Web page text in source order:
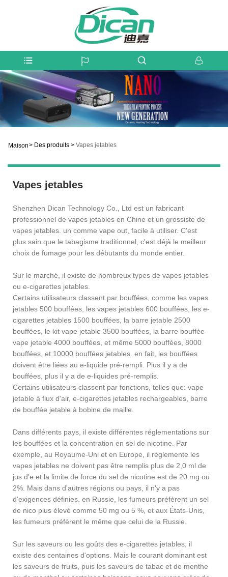
Maison> Des produits > Vapes jetables
Vapes jetables
Shenzhen Dican Technology Co., Ltd est un fabricant
professionnel de vapes jetables en Chine et un grossiste de
vapes jetables. un comme vape out, facile à utiliser. C'est
plus sain que le tabagisme traditionnel, c'est déjà le meilleur
choix de fumage pour les débutants du monde entier.
Sur le marché, il existe de nombreux types de vapes jetables
ou e-cigarettes jetables.
Certains utilisateurs classent par bouffées, comme les vapes
jetables 500 bouffées, les vapes jetables 600 bouffées, les e-
cigarettes jetables 1500 bouffées, la barre jetable 2500
bouffées, le kit vape jetable 3500 bouffées, la barre bouffée
vape jetable 4000 bouffées, et même 5000 bouffées, 8000
bouffées, et 10000 bouffées jetables. en fait, les bouffées
doivent être liées au e-liquide pré-rempli. Plus il y a de
bouffées, plus il y a de e-liquides pré-remplis.
Certains utilisateurs classent par fonctions, telles que: vape
jetable à flux d'air, e-cigarettes jetables rechargeables, barre
de bouffée jetable à bobine de maille.
Dans différents pays, il existe différentes réglementations sur
les bouffées et la concentration en sel de nicotine. Par
exemple, au Royaume-Uni et en Europe, il réglemente les
vapes jetables ne doivent pas être remplis plus de 2,0 ml de
jus d'e et la limite de force du sel de nicotine est de 20 mg ou
2%. Mais dans d'autres régions ou pays, il n'y a pas
d'exigences définies. en Russie, les fumeurs préfèrent un sel
de nico plus élevé comme 50 mg ou 5 %, et aux États-Unis,
les fumeurs préfèrent le même que celui de la Russie.
Sur les saveurs ou les goûts des e-cigarettes jetables, il
existe des centaines d'options. Mais le courant dominant est
les saveurs de fruits, puis les saveurs de tabac et de menthe